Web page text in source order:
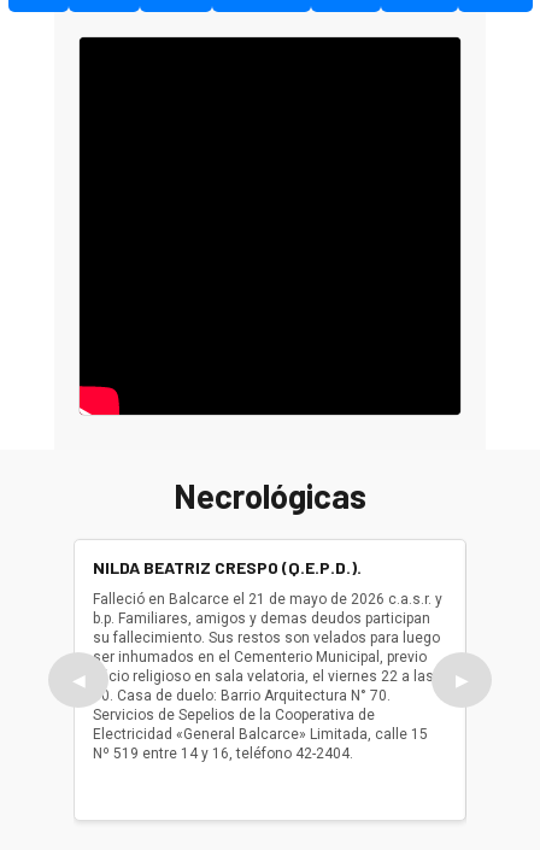
Necrológicas
◀
NILDA BEATRIZ CRESPO (Q.E.P.D.).
Falleció en Balcarce el 21 de mayo de 2026 c.a.s.r. y
b.p. Familiares, amigos y demas deudos participan
su fallecimiento. Sus restos son velados para luego
ser inhumados en el Cementerio Municipal, previo
oficio religioso en sala velatoria, el viernes 22 a las
10. Casa de duelo: Barrio Arquitectura N° 70.
Servicios de Sepelios de la Cooperativa de
Electricidad «General Balcarce» Limitada, calle 15
Nº 519 entre 14 y 16, teléfono 42-2404.
ser
oficio
▶